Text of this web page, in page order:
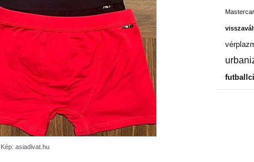
Kép: asiadivat.hu